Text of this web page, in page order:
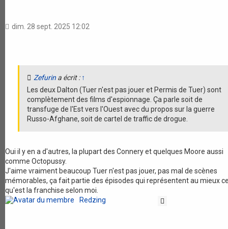
dim. 28 sept. 2025 12:02
Zefurin a écrit : ↑
Les deux Dalton (Tuer n'est pas jouer et Permis de Tuer) sont
complètement des films d'espionnage. Ça parle soit de
transfuge de l'Est vers l'Ouest avec du propos sur la guerre
Russo-Afghane, soit de cartel de traffic de drogue.
Oui il y en a d'autres, la plupart des Connery et quelques Moore aussi
comme Octopussy.
J'aime vraiment beaucoup Tuer n'est pas jouer, pas mal de scènes
mémorables, ça fait partie des épisodes qui représentent au mieux
qu'est la franchise selon moi.
Redzing